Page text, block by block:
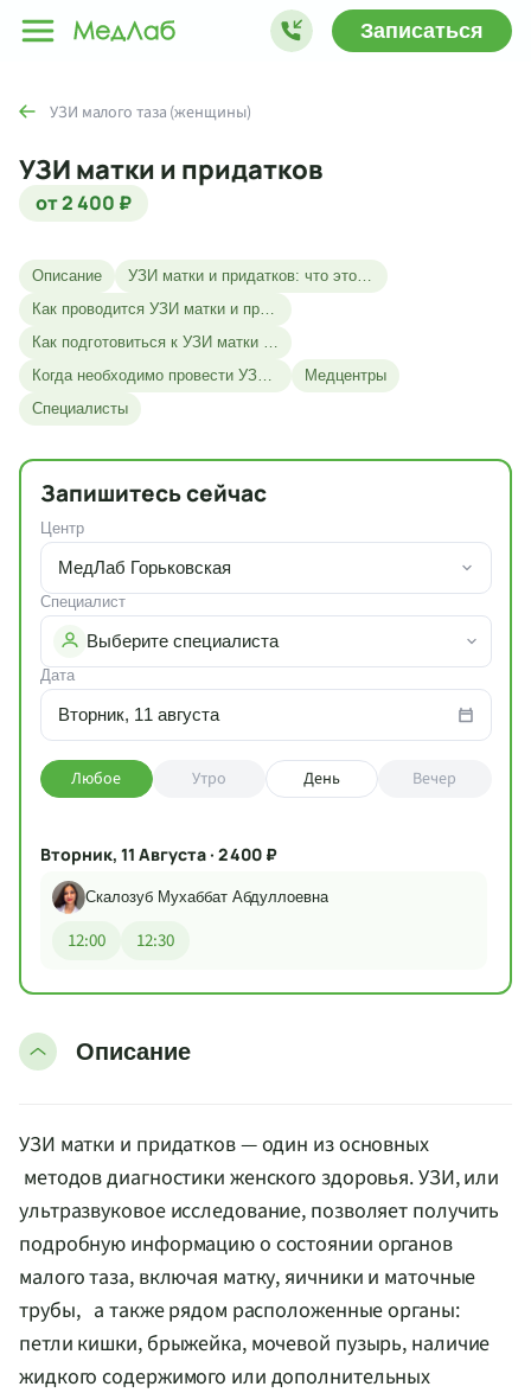
Записаться
УЗИ малого таза (женщины)
Запишитесь сейчас
Центр
МедЛаб Горьковская
Специалист
Выберите специалиста
Дата
Вторник, 11 августа
Любое Утро День Вечер
Вторник, 11 Августа · 2 400 ₽
Скалозуб Мухаббат Абдуллоевна
12:00 12:30
УЗИ матки и придатков
от 2 400 ₽
Описание
УЗИ матки и придатков: что это такое?
Как проводится УЗИ матки и придатков?
Как подготовиться к УЗИ матки и придатков?
Когда необходимо провести УЗИ матки и придатков?
Медцентры
Специалисты
Описание
УЗИ матки и придатков — один из основных
методов диагностики женского здоровья. УЗИ, или
ультразвуковое исследование, позволяет получить
подробную информацию о состоянии органов
малого таза, включая матку, яичники и маточные
трубы, а также рядом расположенные органы:
петли кишки, брыжейка, мочевой пузырь, наличие
жидкого содержимого или дополнительных